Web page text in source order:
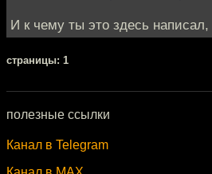
И к чему ты это здесь
cтраницы: 1
полезные ссылки
Канал в Telegram